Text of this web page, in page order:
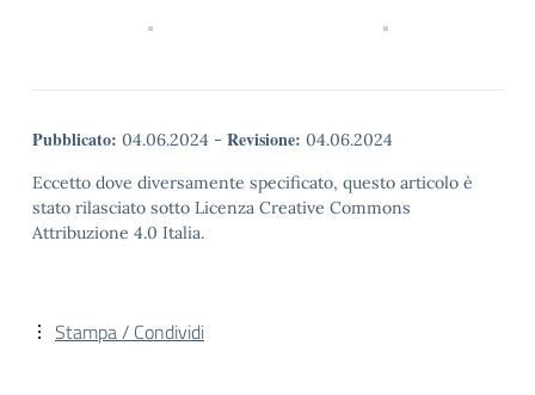
Pubblicato: 04.06.2024 - Revisione: 04.06.2024
Eccetto dove diversamente specificato, questo articolo è
stato rilasciato sotto Licenza Creative Commons
Attribuzione 4.0 Italia.
Stampa / Condividi